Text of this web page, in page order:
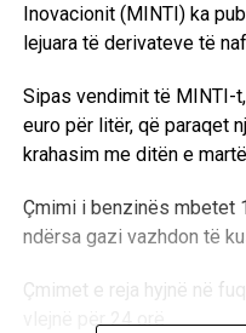
Inovacionit (MINTI) ka
lejuara të derivateve të
Sipas vendimit të MINTI-
euro për litër, që paraqet
krahasim me ditën e
Çmimi i benzinës mbetet
ndërsa gazi vazhdon të
Çmimet e reja hyjnë në